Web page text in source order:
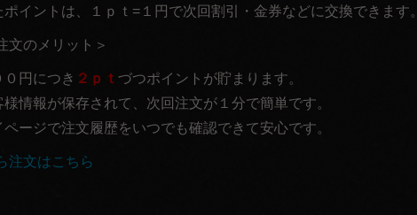
ポイントは、１ｐｔ=１円で次回割引・ 金券などに交換できます。
文のメリット＞
０円につき ２ｐｔ づつポイントが貯まります。
様情報が保存されて、次回注文が１分で簡単です。
ページで注文履歴をいつでも確認できて安心です。
注文はこちら